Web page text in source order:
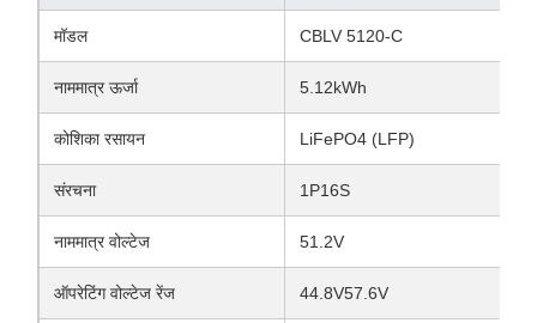
मॉडल CBLV 5120-C
नाममात्र ऊर्जा 5.12kWh
कोशिका रसायन LiFePO4 (LFP)
संरचना 1P16S
नाममात्र वोल्टेज 51.2V
ऑपरेटिंग वोल्टेज रेंज 44.8V57.6V